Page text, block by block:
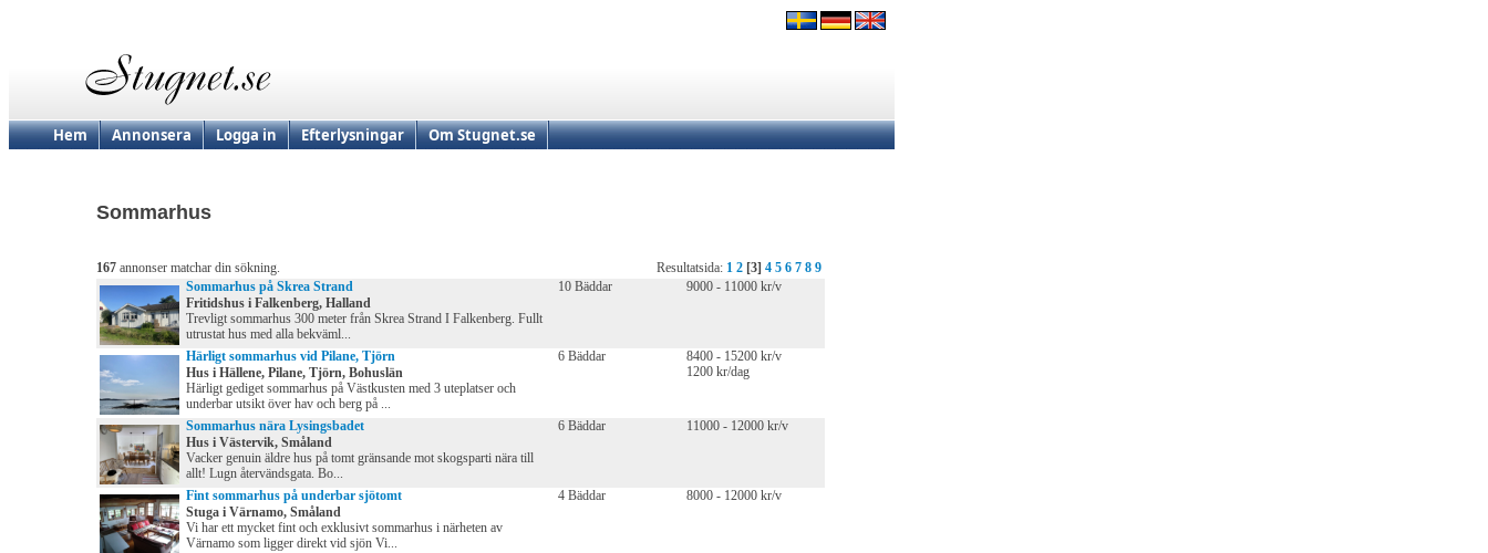
Hem Annonsera Logga in Efterlysningar Om Stugnet.se
Sommarhus
167 annonser matchar din sökning. Resultatsida: 1 2 [3] 4 5 6 7 8 9
Sommarhus på Skrea Strand
Fritidshus i Falkenberg, Halland
Trevligt sommarhus 300 meter från Skrea Strand I Falkenberg. Fullt
utrustat hus med alla bekväml...
10 Bäddar 9000 - 11000 kr/v
Härligt sommarhus vid Pilane, Tjörn
Hus i Hällene, Pilane, Tjörn, Bohuslän
Härligt gediget sommarhus på Västkusten med 3 uteplatser och
underbar utsikt över hav och berg på ...
6 Bäddar
8400 - 15200 kr/v
1200 kr/dag
Sommarhus nära Lysingsbadet
Hus i Västervik, Småland
Vacker genuin äldre hus på tomt gränsande mot skogsparti nära till
allt! Lugn återvändsgata. Bo...
6 Bäddar 11000 - 12000 kr/v
Fint sommarhus på underbar sjötomt
Stuga i Värnamo, Småland
Vi har ett mycket fint och exklusivt sommarhus i närheten av
Värnamo som ligger direkt vid sjön Vi...
4 Bäddar 8000 - 12000 kr/v